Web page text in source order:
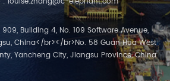
909, Building 4, No. 109 Software Avenue,
China</br></br>No. 58 Guan Hua West
Yancheng City, Jiangsu Province, China